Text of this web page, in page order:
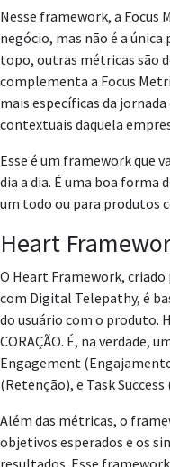
Nesse framework, a Focus
negócio, mas não é a
topo, outras métricas são
complementa a Focus
mais específicas da
contextuais daquela
Esse é um framework que
dia a dia. É uma boa forma
um todo ou para produtos
Heart
O Heart Framework,
com Digital Telepathy, é
do usuário com o produto.
CORAÇÃO. É, na verdade,
Engagement
(Retenção), e Task Success
Além das métricas, o
objetivos esperados e os
resultados. Esse